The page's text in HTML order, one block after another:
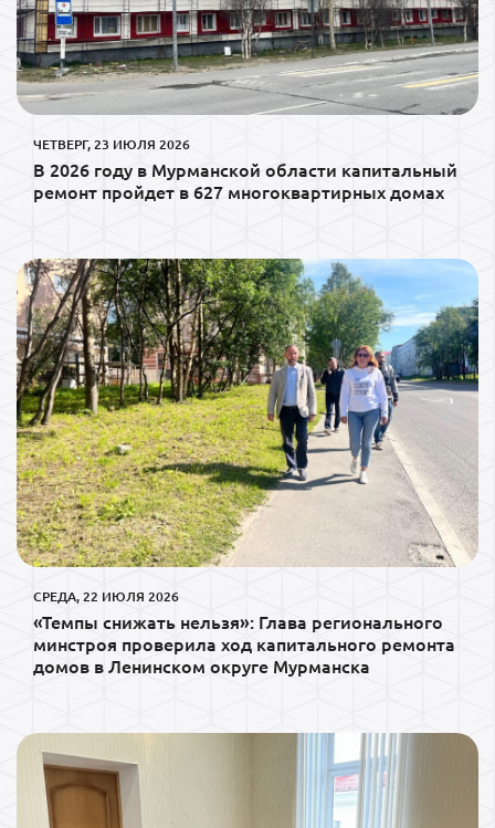
ЧЕТВЕРГ, 23 ИЮЛЯ 2026
В 2026 году в Мурманской области капитальный
ремонт пройдет в 627 многоквартирных домах
СРЕДА, 22 ИЮЛЯ 2026
«Темпы снижать нельзя»: Глава регионального
минстроя проверила ход капитального ремонта
домов в Ленинском округе Мурманска